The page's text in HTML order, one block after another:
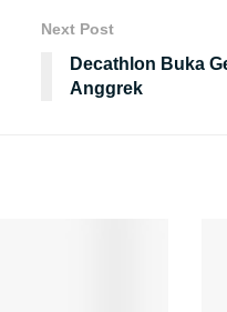
Next Post
Decathlon Buka
Anggrek